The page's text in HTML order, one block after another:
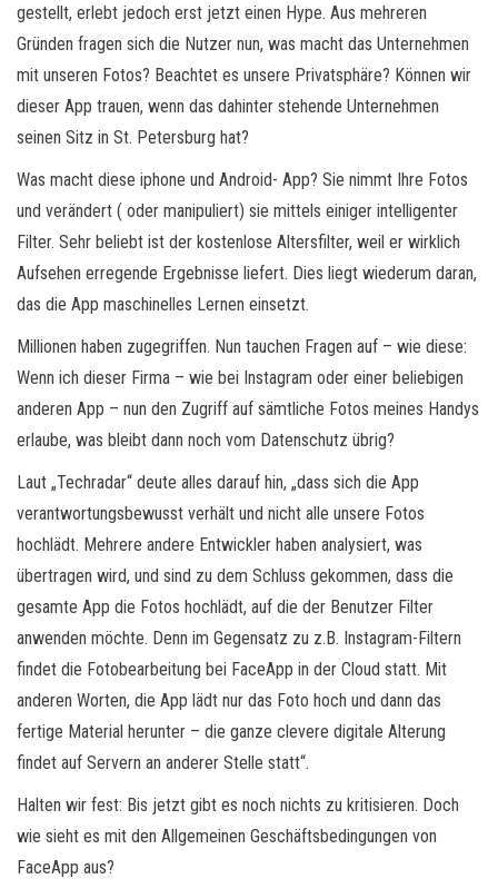
gestellt, erlebt jedoch erst jetzt einen Hype. Aus mehreren
Gründen fragen sich die Nutzer nun, was macht das Unternehmen
mit unseren Fotos? Beachtet es unsere Privatsphäre? Können wir
dieser App trauen, wenn das dahinter stehende Unternehmen
seinen Sitz in St. Petersburg hat?
Was macht diese iphone und Android- App? Sie nimmt Ihre Fotos
und verändert ( oder manipuliert) sie mittels einiger intelligenter
Filter. Sehr beliebt ist der kostenlose Altersfilter, weil er wirklich
Aufsehen erregende Ergebnisse liefert. Dies liegt wiederum daran,
das die App maschinelles Lernen einsetzt.
Millionen haben zugegriffen. Nun tauchen Fragen auf – wie diese:
Wenn ich dieser Firma – wie bei Instagram oder einer beliebigen
anderen App – nun den Zugriff auf sämtliche Fotos meines Handys
erlaube, was bleibt dann noch vom Datenschutz übrig?
Laut „Techradar“ deute alles darauf hin, „dass sich die App
verantwortungsbewusst verhält und nicht alle unsere Fotos
hochlädt. Mehrere andere Entwickler haben analysiert, was
übertragen wird, und sind zu dem Schluss gekommen, dass die
gesamte App die Fotos hochlädt, auf die der Benutzer Filter
anwenden möchte. Denn im Gegensatz zu z.B. Instagram-Filtern
findet die Fotobearbeitung bei FaceApp in der Cloud statt. Mit
anderen Worten, die App lädt nur das Foto hoch und dann das
fertige Material herunter – die ganze clevere digitale Alterung
findet auf Servern an anderer Stelle statt“.
Halten wir fest: Bis jetzt gibt es noch nichts zu kritisieren. Doch
wie sieht es mit den Allgemeinen Geschäftsbedingungen von
FaceApp aus?